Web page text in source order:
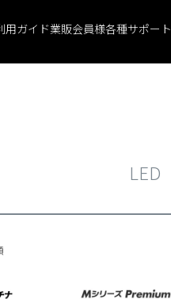
用ガイド業販会員様各種サポート
LED